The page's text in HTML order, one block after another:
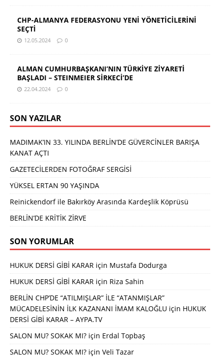
CHP-ALMANYA FEDERASYONU YENİ YÖNETİCİLERİNİ
SEÇTİ
12.05.2024 0
ALMAN CUMHURBAŞKANI’NIN TÜRKİYE ZİYARETİ
BAŞLADI – STEINMEIER SİRKECİ’DE
22.04.2024 0
SON YAZILAR
MADIMAK’IN 33. YILINDA BERLİN’DE GÜVERCİNLER BARIŞA
KANAT AÇTI
GAZETECİLERDEN FOTOĞRAF SERGİSİ
YÜKSEL ERTAN 90 YAŞINDA
Reinickendorf ile Bakırköy Arasında Kardeşlik Köprüsü
BERLİN’DE KRİTİK ZİRVE
SON YORUMLAR
HUKUK DERSİ GİBİ KARAR için Mustafa Dodurga
HUKUK DERSİ GİBİ KARAR için Riza Sahin
BERLİN CHP’DE “ATILMIŞLAR” İLE “ATANMIŞLAR”
MÜCADELESİNİN İLK KAZANANI İMAM KALOĞLU için HUKUK
DERSİ GİBİ KARAR – AYPA.TV
SALON MU? SOKAK MI? için Erdal Topbaş
SALON MU? SOKAK MI? için Veli Tazar